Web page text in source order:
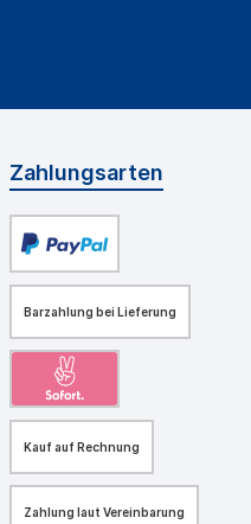
Zahlungsarten
Barzahlung bei Lieferung
Kauf auf Rechnung
Zahlung laut Vereinbarung